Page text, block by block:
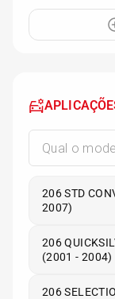
206 STD
2007)
206
(2001 - 2004)
206